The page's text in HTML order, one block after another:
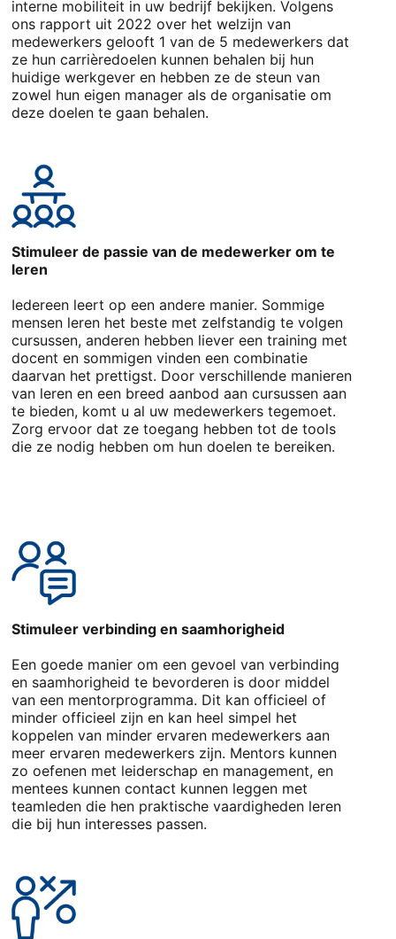
interne mobiliteit in uw bedrijf bekijken. Volgens
ons rapport uit 2022 over het welzijn van
medewerkers gelooft 1 van de 5 medewerkers dat
ze hun carrièredoelen kunnen behalen bij hun
huidige werkgever en hebben ze de steun van
zowel hun eigen manager als de organisatie om
deze doelen te gaan behalen.
Stimuleer de passie van de medewerker om te
leren
Iedereen leert op een andere manier. Sommige
mensen leren het beste met zelfstandig te volgen
cursussen, anderen hebben liever een training met
docent en sommigen vinden een combinatie
daarvan het prettigst. Door verschillende manieren
van leren en een breed aanbod aan cursussen aan
te bieden, komt u al uw medewerkers tegemoet.
Zorg ervoor dat ze toegang hebben tot de tools
die ze nodig hebben om hun doelen te bereiken.
Stimuleer verbinding en saamhorigheid
Een goede manier om een gevoel van verbinding
en saamhorigheid te bevorderen is door middel
van een mentorprogramma. Dit kan officieel of
minder officieel zijn en kan heel simpel het
koppelen van minder ervaren medewerkers aan
meer ervaren medewerkers zijn. Mentors kunnen
zo oefenen met leiderschap en management, en
mentees kunnen contact kunnen leggen met
teamleden die hen praktische vaardigheden leren
die bij hun interesses passen.